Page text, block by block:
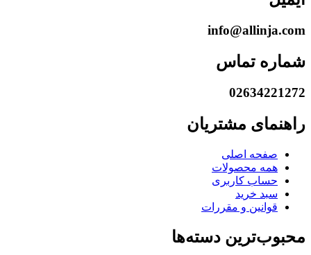
info@allinja.com
شماره تماس
02634221272
راهنمای مشتریان
صفحه اصلی
همه محصولات
حساب کاربری
سبد خرید
قوانین و مقررات
محبوب‌ترین دسته‌ها